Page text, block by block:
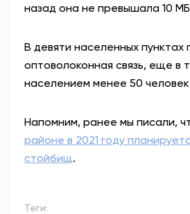
Вход /
назад она не превышала 10
В девяти населенных пунктах
оптоволоконная связь, еще в
населением менее 50
Напомним, ранее мы писали,
районе в 2021 году
стойбищ.
Теги: